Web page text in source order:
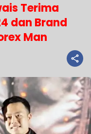
Terima
dan Brand
Man